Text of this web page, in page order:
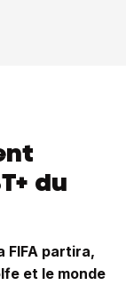
du
FIFA partira,
et le monde